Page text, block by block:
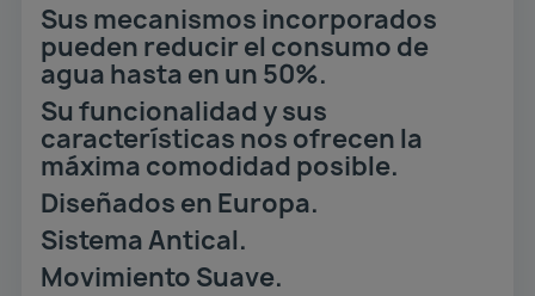
Sus mecanismos incorporados
pueden reducir el consumo de
agua hasta en un 50%.
Su funcionalidad y sus
características nos ofrecen la
máxima comodidad posible.
Diseñados en Europa.
Sistema Antical.
Movimiento Suave.